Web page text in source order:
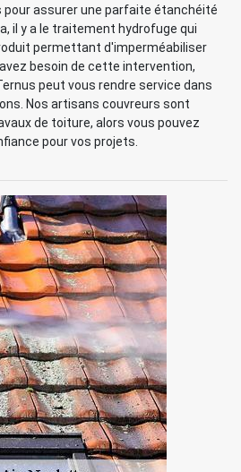
assurer une parfaite étanchéité
il y a le traitement hydrofuge qui
permettant d'imperméabiliser
besoin de cette intervention,
peut vous rendre service dans
Nos artisans couvreurs sont
de toiture, alors vous pouvez
pour vos projets.